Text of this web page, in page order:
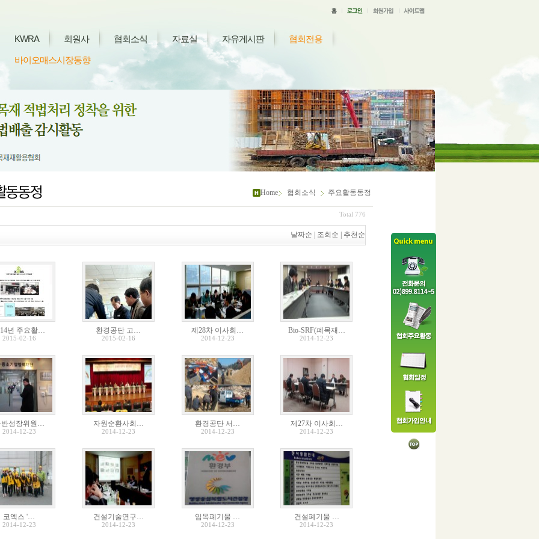
KWRA 회원사 협회소식 자료실 자유게시판 협회전용
바이오매스시장동향
Home 협회소식 주요활동동정
Total 776
날짜순 조회순 추천순
년 주요활…
2015-02-16
환경공단 고…
2015-02-16
제28차 이사회…
2014-12-23
Bio-SRF(폐목재…
2014-12-23
반성장위원…
2014-12-23
자원순환사회…
2014-12-23
환경공단 서…
2014-12-23
제27차 이사회…
2014-12-23
코엑스 '…
2014-12-23
건설기술연구…
2014-12-23
임목폐기물 …
2014-12-23
건설폐기물 …
2014-12-23